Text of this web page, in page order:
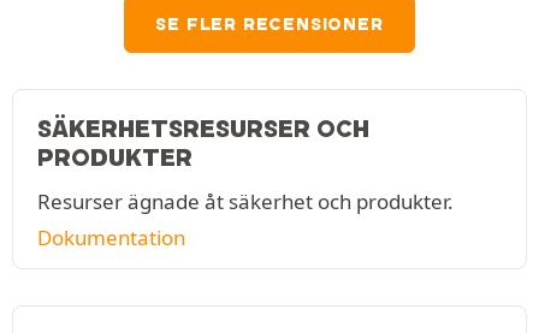
SE FLER RECENSIONER
SÄKERHETSRESURSER OCH
PRODUKTER
Resurser ägnade åt säkerhet och produkter.
Dokumentation